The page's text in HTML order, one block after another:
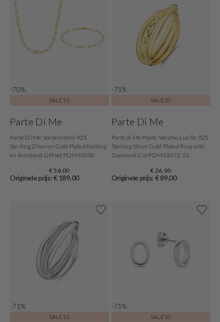
-70%
SALE10
Parte Di Me
Parte Di Me Sorprendimi 925
Sterling Zilveren Gold Plated Ketting
en Armband Giftset PDM90080
€ 56,00
Originele prijs: € 189,00
-71%
SALE10
Parte Di Me
Parte di Me Ponte Vecchio Lucilla 925
Sterling Silver Gold Plated Ring with
Diamond Cut PDM33072-52
€ 26,00
Originele prijs: € 89,00
-71%
SALE10
-71%
SALE10